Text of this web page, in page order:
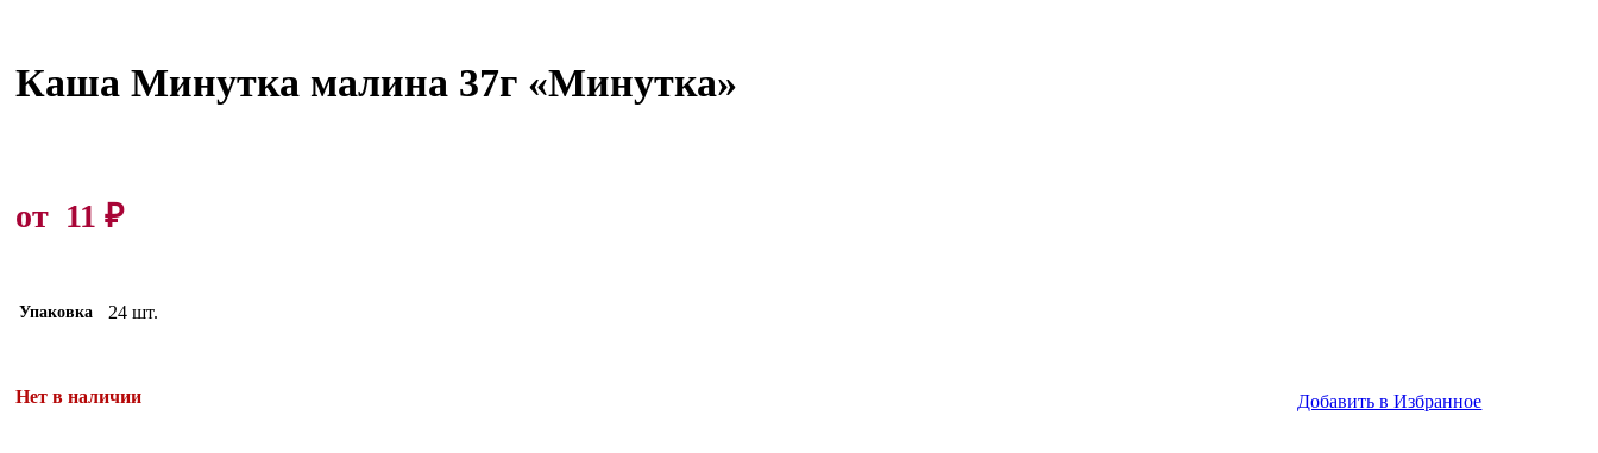
Каша Минутка малина 37г «Минутка»
от 11 ₽
Упаковка 24 шт.
Нет в наличии Добавить в Избранное